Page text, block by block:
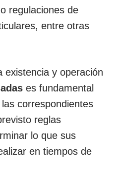
regulaciones de
entre otras
existencia y operación
es fundamental
correspondientes
reglas
lo que sus
en tiempos de